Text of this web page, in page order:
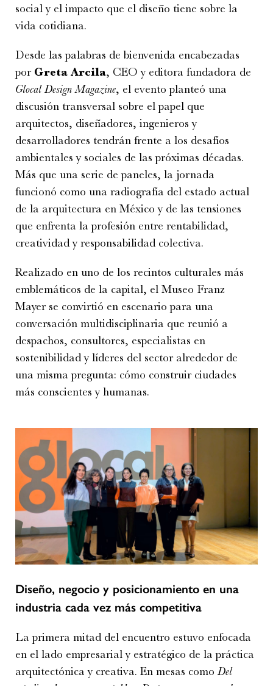
social y el impacto que el diseño tiene sobre la
vida cotidiana.
Desde las palabras de bienvenida encabezadas
por Greta Arcila, CEO y editora fundadora de
Glocal Design Magazine, el evento planteó una
discusión transversal sobre el papel que
arquitectos, diseñadores, ingenieros y
desarrolladores tendrán frente a los desafíos
ambientales y sociales de las próximas décadas.
Más que una serie de paneles, la jornada
funcionó como una radiografía del estado actual
de la arquitectura en México y de las tensiones
que enfrenta la profesión entre rentabilidad,
creatividad y responsabilidad colectiva.
Realizado en uno de los recintos culturales más
emblemáticos de la capital, el Museo Franz
Mayer se convirtió en escenario para una
conversación multidisciplinaria que reunió a
despachos, consultores, especialistas en
sostenibilidad y líderes del sector alrededor de
una misma pregunta: cómo construir ciudades
más conscientes y humanas.
Diseño, negocio y posicionamiento en una
industria cada vez más competitiva
La primera mitad del encuentro estuvo enfocada
en el lado empresarial y estratégico de la práctica
arquitectónica y creativa. En mesas comoDel